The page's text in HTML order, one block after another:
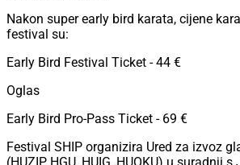
Nakon super early bird karata, cijene
festival su:
Early Bird Festival Ticket - 44 €
Oglas
Early Bird Pro-Pass Ticket - 69 €
Festival SHIP organizira Ured za izvoz